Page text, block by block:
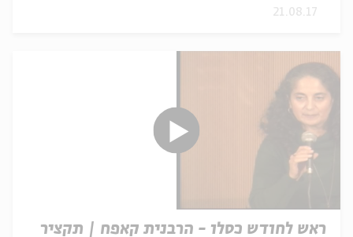
21.08.17
ראש לחודש כסלו - הרבנית קאפח | תקציר